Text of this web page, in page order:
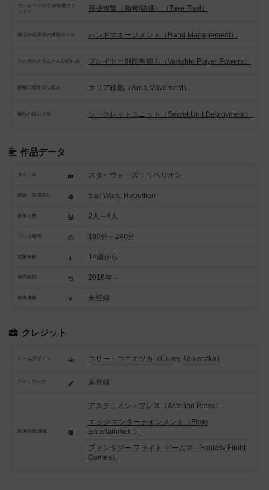
プレイヤーの干渉/影響アク
ション
直接攻撃（強奪/破壊）（Take That）
得点や資源等の獲得ルール ハンドマネージメント（Hand Management）
その他のメカニクスや仕組み プレイヤー別固有能力（Variable Player Powers）
移動に関する仕組み エリア移動（Area Movement）
情報の扱い方等 シークレットユニット（Secret Unit Deployment）
作品データ
タイトル スターウォーズ：リベリオン
原題・英題表記 Star Wars: Rebellion
参加人数 2人～4人
プレイ時間 180分～240分
対象年齢 14歳から
発売時期 2016年～
参考価格 未登録
クレジット
ゲームデザイン コリー・コニエツカ（Corey Konieczka）
アートワーク 未登録
関連企業/団体
アステリオン・プレス（Asterion Press）
エッジ エンターテインメント（Edge
Entertainment）
ファンタジー フライト ゲームズ（Fantasy Flight
Games）